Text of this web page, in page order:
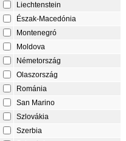
Liechtenstein
Észak-Macedónia
Montenegró
Moldova
Németország
Olaszország
Románia
San Marino
Szlovákia
Szerbia